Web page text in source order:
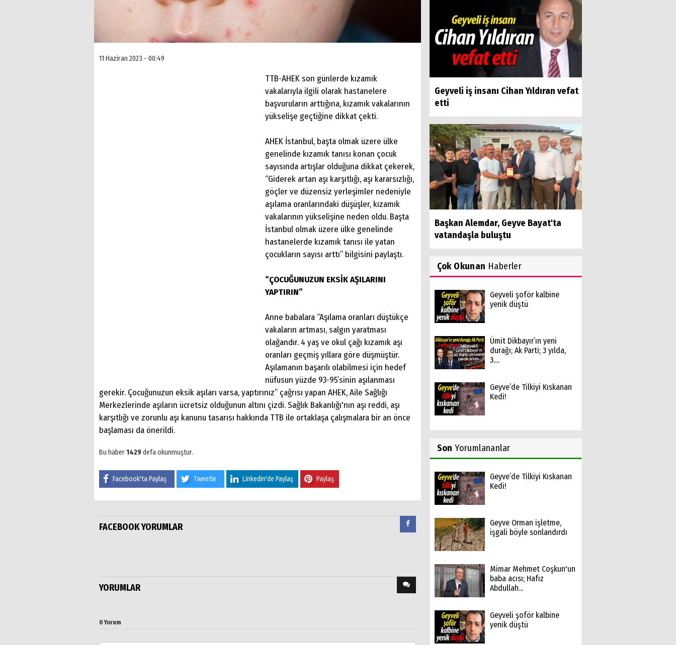
11 Haziran 2023 - 00:49
TTB-AHEK son günlerde kızamık
vakalarıyla ilgili olarak hastanelere
başvuruların arttığına, kızamık vakalarının
yükselişe geçtiğine dikkat çekti.
AHEK İstanbul, başta olmak üzere ülke
genelinde kızamık tanısı konan çocuk
sayısında artışlar olduğuna dikkat çekerek,
“Giderek artan aşı karşıtlığı, aşı kararsızlığı,
göçler ve düzensiz yerleşimler nedeniyle
aşılama oranlarındaki düşüşler, kızamık
vakalarının yükselişine neden oldu. Başta
İstanbul olmak üzere ülke genelinde
hastanelerde kızamık tanısı ile yatan
çocukların sayısı arttı” bilgisini paylaştı.
“ÇOCUĞUNUZUN EKSİK AŞILARINI
YAPTIRIN”
Anne babalara “Aşılama oranları düştükçe
vakaların artması, salgın yaratması
olağandır. 4 yaş ve okul çağı kızamık aşı
oranları geçmiş yıllara göre düşmüştür.
Aşılamanın başarılı olabilmesi için hedef
nüfusun yüzde 93-95’sinin aşılanması
gerekir. Çocuğunuzun eksik aşıları varsa, yaptırınız” çağrısı yapan AHEK, Aile Sağlığı
Merkezlerinde aşıların ücretsiz olduğunun altını çizdi. Sağlık Bakanlığı'nın aşı reddi, aşı
karşıtlığı ve zorunlu aşı kanunu tasarısı hakkında TTB ile ortaklaşa çalışmalara bir an önce
başlaması da önerildi.
Bu haber1429defa okunmuştur.
Facebook'ta Paylaş Tweetle Linkedin'de Paylaş Paylaş
FACEBOOK YORUMLAR
YORUMLAR
0 Yorum
Geyveli iş insanı Cihan Yıldıran vefat
etti
Başkan Alemdar, Geyve Bayat'ta
vatandaşla buluştu
Çok Okunan Haberler
Geyveli şoför kalbine
yenik düştü
Ümit Dikbayır’ın yeni
durağı; Ak Parti; 3 yılda,
3....
Geyve’de Tilkiyi Kıskanan
Kedi!
Son Yorumlananlar
Geyve’de Tilkiyi Kıskanan
Kedi!
Geyve Orman işletme,
işgali böyle sonlandırdı
Mimar Mehmet Coşkun'un
baba acısı; Hafız
Abdullah...
Geyveli şoför kalbine
yenik düştü